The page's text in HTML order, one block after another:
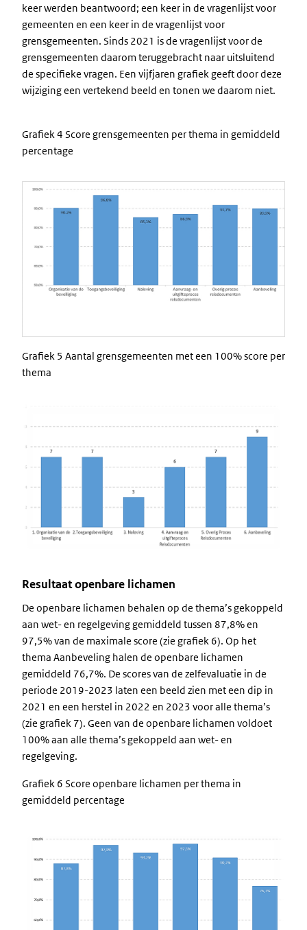
keer werden beantwoord; een keer in de vragenlijst voor
gemeenten en een keer in de vragenlijst voor
grensgemeenten. Sinds 2021 is de vragenlijst voor de
grensgemeenten daarom teruggebracht naar uitsluitend
de specifieke vragen. Een vijfjaren grafiek geeft door deze
wijziging een vertekend beeld en tonen we daarom niet.
Grafiek 4 Score grensgemeenten per thema in gemiddeld
percentage
Grafiek 5 Aantal grensgemeenten met een 100% score per
thema
Resultaat openbare lichamen
De openbare lichamen behalen op de thema’s gekoppeld
aan wet- en regelgeving gemiddeld tussen 87,8% en
97,5% van de maximale score (zie grafiek 6). Op het
thema Aanbeveling halen de openbare lichamen
gemiddeld 76,7%. De scores van de zelfevaluatie in de
periode 2019-2023 laten een beeld zien met een dip in
2021 en een herstel in 2022 en 2023 voor alle thema’s
(zie grafiek 7). Geen van de openbare lichamen voldoet
100% aan alle thema’s gekoppeld aan wet- en
regelgeving.
Grafiek 6 Score openbare lichamen per thema in
gemiddeld percentage